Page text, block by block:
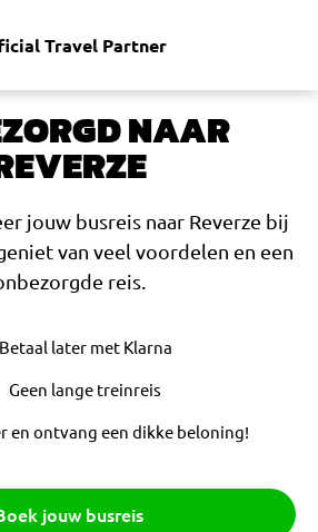
Travel Partner
NAAR
jouw busreis naar Reverze bij
van veel voordelen en een
reis.
Betaal later met Klarna
Geen lange treinreis
en ontvang een dikke beloning!
jouw busreis